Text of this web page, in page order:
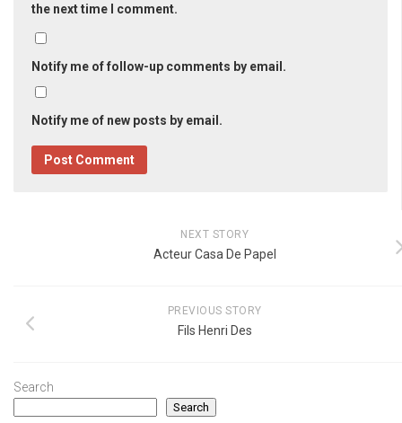
the next time I comment.
Notify me of follow-up comments by email.
Notify me of new posts by email.
NEXT STORY
Acteur Casa De Papel
PREVIOUS STORY
Fils Henri Des
Search
Search